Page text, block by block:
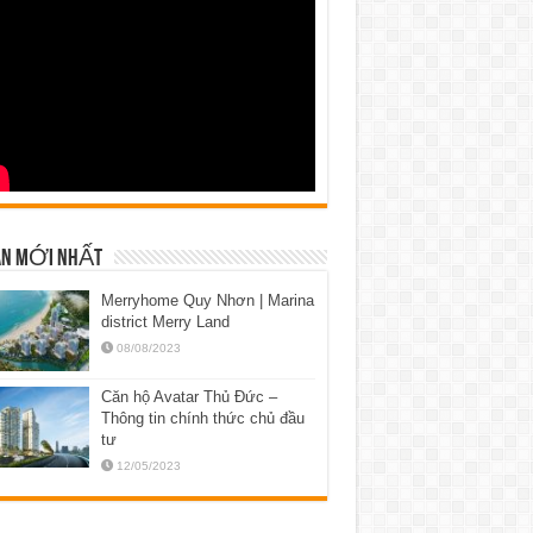
MỚI NHẤT
Merryhome Quy Nhơn | Marina
district Merry Land
08/08/2023
Căn hộ Avatar Thủ Đức –
Thông tin chính thức chủ đầu
tư
12/05/2023